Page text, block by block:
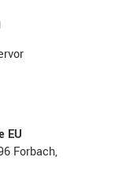
EU
Forbach,